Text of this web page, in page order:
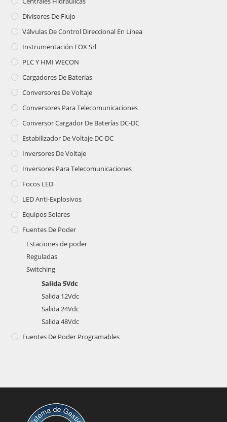
Divisores De Flujo
Válvulas De Control Direccional En Línea
Instrumentación FOX Srl
PLC Y HMI WECON
Cargadores De Baterías
Conversores De Voltaje
Conversores Para Telecomunicaciones
Conversor Cargador De Baterías DC-DC
Estabilizador De Voltaje DC-DC
Inversores De Voltaje
Inversores Para Telecomunicaciones
Focos LED
LED Anti-Explosivos
Equipos Solares
Fuentes De Poder
Estaciones de poder
Reguladas
Switching
Salida 5Vdc
Salida 12Vdc
Salida 24Vdc
Salida 48Vdc
Fuentes De Poder Programables